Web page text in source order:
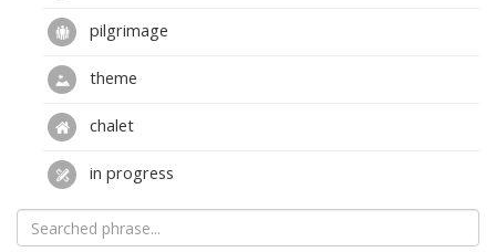
pilgrimage
theme
chalet
in progress